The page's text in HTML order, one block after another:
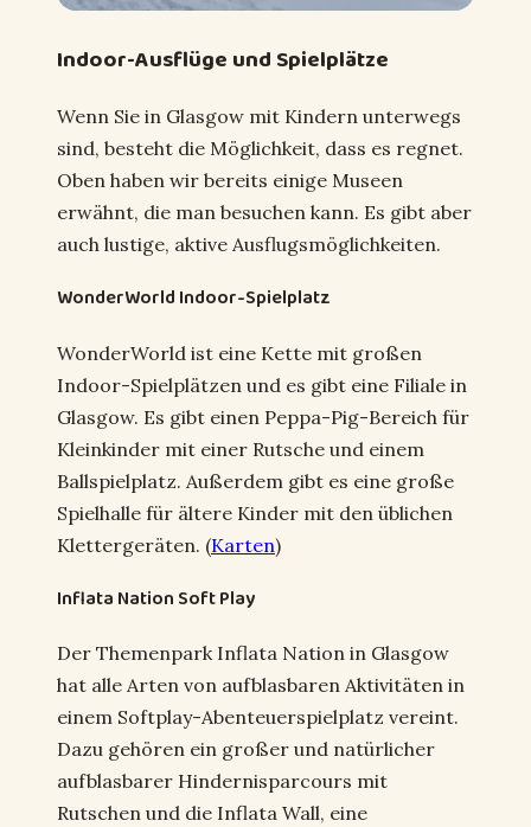
Indoor-Ausflüge und Spielplätze
Wenn Sie in Glasgow mit Kindern unterwegs
sind, besteht die Möglichkeit, dass es regnet.
Oben haben wir bereits einige Museen
erwähnt, die man besuchen kann. Es gibt aber
auch lustige, aktive Ausflugsmöglichkeiten.
WonderWorld Indoor-Spielplatz
WonderWorld ist eine Kette mit großen
Indoor-Spielplätzen und es gibt eine Filiale in
Glasgow. Es gibt einen Peppa-Pig-Bereich für
Kleinkinder mit einer Rutsche und einem
Ballspielplatz. Außerdem gibt es eine große
Spielhalle für ältere Kinder mit den üblichen
Klettergeräten. (Karten)
Inflata Nation Soft Play
Der Themenpark Inflata Nation in Glasgow
hat alle Arten von aufblasbaren Aktivitäten in
einem Softplay-Abenteuerspielplatz vereint.
Dazu gehören ein großer und natürlicher
aufblasbarer Hindernisparcours mit
Rutschen und die Inflata Wall, eine